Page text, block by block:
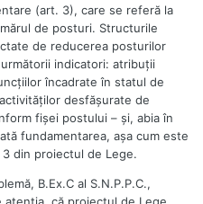
(art. 3), care se referă la
de posturi. Structurile
de reducerea posturilor
indicatori: atribuţii
încadrate în statul de
desfăşurate de
fişei postului – şi, abia în
fundamentarea, aşa cum este
din proiectul de Lege.
B.Ex.C al S.N.P.P.C.,